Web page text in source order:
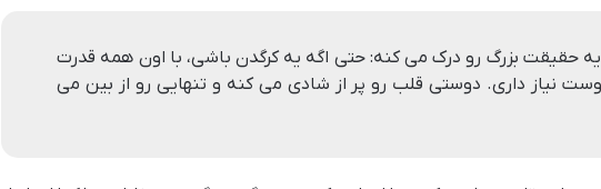
حقیقت بزرگ رو درک می کنه: حتی اگه یه کرگدن باشی، با اون همه قدرت
نیاز داری. دوستی قلب رو پر از شادی می کنه و تنهایی رو از بین می